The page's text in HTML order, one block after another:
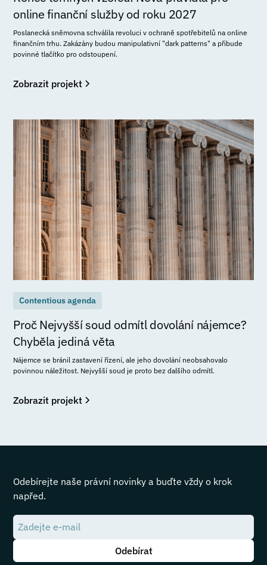
online finanční služby od roku 2027
Poslanecká sněmovna schválila revoluci v ochraně spotřebitelů na online
finančním trhu. Zakázány budou manipulativní "dark patterns" a přibude
povinné tlačítko pro odstoupení.
Zobrazit projekt
Contentious agenda
Proč Nejvyšší soud odmítl dovolání nájemce?
Chyběla jediná věta
Nájemce se bránil zastavení řízení, ale jeho dovolání neobsahovalo
povinnou náležitost. Nejvyšší soud je proto bez dalšího odmítl.
Zobrazit projekt
Odebírejte naše právní novinky a buďte vždy o krok
napřed.